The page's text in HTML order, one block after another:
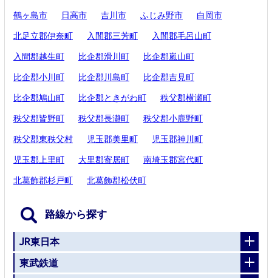
鶴ヶ島市 日高市 吉川市 ふじみ野市 白岡市
北足立郡伊奈町 入間郡三芳町 入間郡毛呂山町
入間郡越生町 比企郡滑川町 比企郡嵐山町
比企郡小川町 比企郡川島町 比企郡吉見町
比企郡鳩山町 比企郡ときがわ町 秩父郡横瀬町
秩父郡皆野町 秩父郡長瀞町 秩父郡小鹿野町
秩父郡東秩父村 児玉郡美里町 児玉郡神川町
児玉郡上里町 大里郡寄居町 南埼玉郡宮代町
北葛飾郡杉戸町 北葛飾郡松伏町
路線から探す
JR東日本
東武鉄道